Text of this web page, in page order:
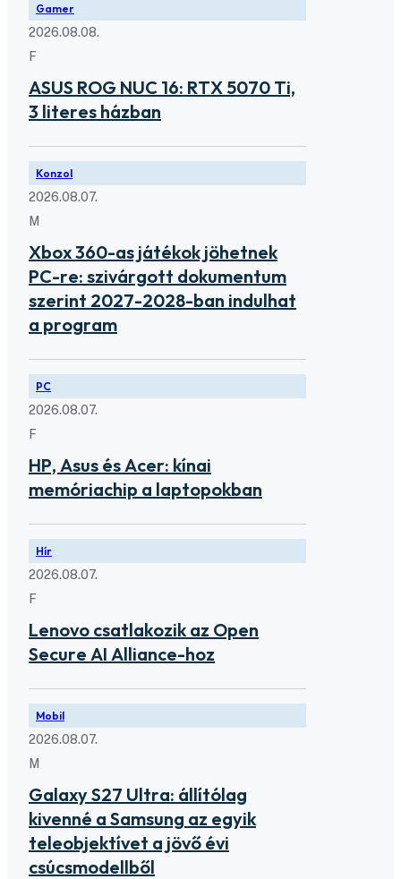
Gamer
2026.08.08.
F
ASUS ROG NUC 16: RTX 5070 Ti,
3 literes házban
Konzol
2026.08.07.
M
Xbox 360-as játékok jöhetnek
PC-re: szivárgott dokumentum
szerint 2027-2028-ban indulhat
a program
PC
2026.08.07.
F
HP, Asus és Acer: kínai
memóriachip a laptopokban
Hír
2026.08.07.
F
Lenovo csatlakozik az Open
Secure AI Alliance-hoz
Mobil
2026.08.07.
M
Galaxy S27 Ultra: állítólag
kivenné a Samsung az egyik
teleobjektívet a jövő évi
csúcsmodellből